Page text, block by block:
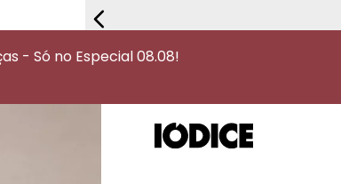
- Só no Especial 08.08!